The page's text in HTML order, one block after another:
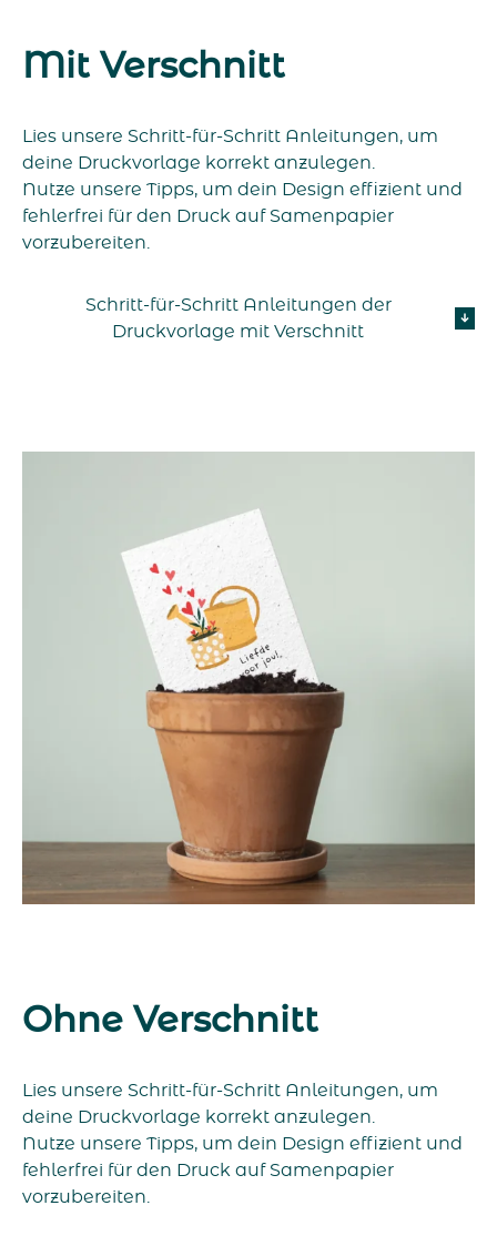
Mit Verschnitt
Lies unsere Schritt-für-Schritt Anleitungen, um
deine Druckvorlage korrekt anzulegen.
Nutze unsere Tipps, um dein Design effizient und
fehlerfrei für den Druck auf Samenpapier
vorzubereiten.
Schritt-für-Schritt Anleitungen der
Druckvorlage mit Verschnitt
Ohne Verschnitt
Lies unsere Schritt-für-Schritt Anleitungen, um
deine Druckvorlage korrekt anzulegen.
Nutze unsere Tipps, um dein Design effizient und
fehlerfrei für den Druck auf Samenpapier
vorzubereiten.